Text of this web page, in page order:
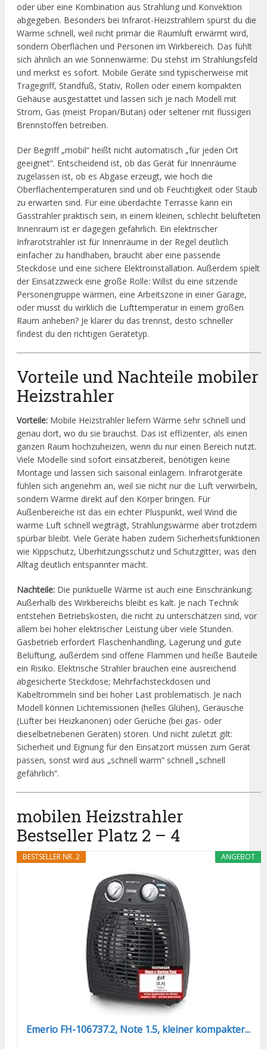
oder über eine Kombination aus Strahlung und Konvektion
abgegeben. Besonders bei Infrarot-Heizstrahlern spürst du die
Wärme schnell, weil nicht primär die Raumluft erwärmt wird,
sondern Oberflächen und Personen im Wirkbereich. Das fühlt
sich ähnlich an wie Sonnenwärme: Du stehst im Strahlungsfeld
und merkst es sofort. Mobile Geräte sind typischerweise mit
Tragegriff, Standfuß, Stativ, Rollen oder einem kompakten
Gehäuse ausgestattet und lassen sich je nach Modell mit
Strom, Gas (meist Propan/Butan) oder seltener mit flüssigen
Brennstoffen betreiben.
Der Begriff „mobil“ heißt nicht automatisch „für jeden Ort
geeignet“. Entscheidend ist, ob das Gerät für Innenräume
zugelassen ist, ob es Abgase erzeugt, wie hoch die
Oberflächentemperaturen sind und ob Feuchtigkeit oder Staub
zu erwarten sind. Für eine überdachte Terrasse kann ein
Gasstrahler praktisch sein, in einem kleinen, schlecht belüfteten
Innenraum ist er dagegen gefährlich. Ein elektrischer
Infrarotstrahler ist für Innenräume in der Regel deutlich
einfacher zu handhaben, braucht aber eine passende
Steckdose und eine sichere Elektroinstallation. Außerdem spielt
der Einsatzzweck eine große Rolle: Willst du eine sitzende
Personengruppe wärmen, eine Arbeitszone in einer Garage,
oder musst du wirklich die Lufttemperatur in einem großen
Raum anheben? Je klarer du das trennst, desto schneller
findest du den richtigen Gerätetyp.
Vorteile und Nachteile mobiler
Heizstrahler
Vorteile: Mobile Heizstrahler liefern Wärme sehr schnell und
genau dort, wo du sie brauchst. Das ist effizienter, als einen
ganzen Raum hochzuheizen, wenn du nur einen Bereich nutzt.
Viele Modelle sind sofort einsatzbereit, benötigen keine
Montage und lassen sich saisonal einlagern. Infrarotgeräte
fühlen sich angenehm an, weil sie nicht nur die Luft verwirbeln,
sondern Wärme direkt auf den Körper bringen. Für
Außenbereiche ist das ein echter Pluspunkt, weil Wind die
warme Luft schnell wegträgt, Strahlungswärme aber trotzdem
spürbar bleibt. Viele Geräte haben zudem Sicherheitsfunktionen
wie Kippschutz, Überhitzungsschutz und Schutzgitter, was den
Alltag deutlich entspannter macht.
Nachteile: Die punktuelle Wärme ist auch eine Einschränkung:
Außerhalb des Wirkbereichs bleibt es kalt. Je nach Technik
entstehen Betriebskosten, die nicht zu unterschätzen sind, vor
allem bei hoher elektrischer Leistung über viele Stunden.
Gasbetrieb erfordert Flaschenhandling, Lagerung und gute
Belüftung, außerdem sind offene Flammen und heiße Bauteile
ein Risiko. Elektrische Strahler brauchen eine ausreichend
abgesicherte Steckdose; Mehrfachsteckdosen und
Kabeltrommeln sind bei hoher Last problematisch. Je nach
Modell können Lichtemissionen (helles Glühen), Geräusche
(Lüfter bei Heizkanonen) oder Gerüche (bei gas- oder
dieselbetriebenen Geräten) stören. Und nicht zuletzt gilt:
Sicherheit und Eignung für den Einsatzort müssen zum Gerät
passen, sonst wird aus „schnell warm“ schnell „schnell
gefährlich“.
mobilen Heizstrahler
Bestseller Platz 2 – 4
ANGEBOT
BESTSELLER NR. 2
Emerio FH-106737.2, Note 1.5, kleiner kompakter...